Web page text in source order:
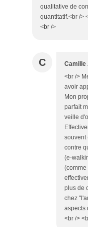
qualitative de
quantitatif.<br />
<br />
C Camille
<br />
avoir
Mon
parfait
veille
souvent
contre
(e-
(comme
plus de
chez
aspects
<br />